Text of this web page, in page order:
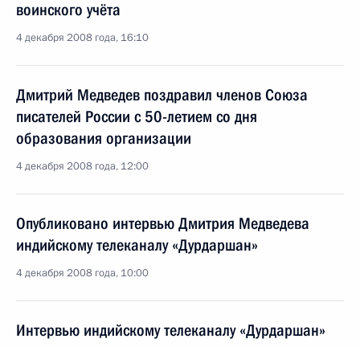
воинского учёта
4 декабря 2008 года, 16:10
Дмитрий Медведев поздравил членов Союза
писателей России с 50-летием со дня
образования организации
4 декабря 2008 года, 12:00
Опубликовано интервью Дмитрия Медведева
индийскому телеканалу «Дурдаршан»
4 декабря 2008 года, 10:00
Интервью индийскому телеканалу «Дурдаршан»